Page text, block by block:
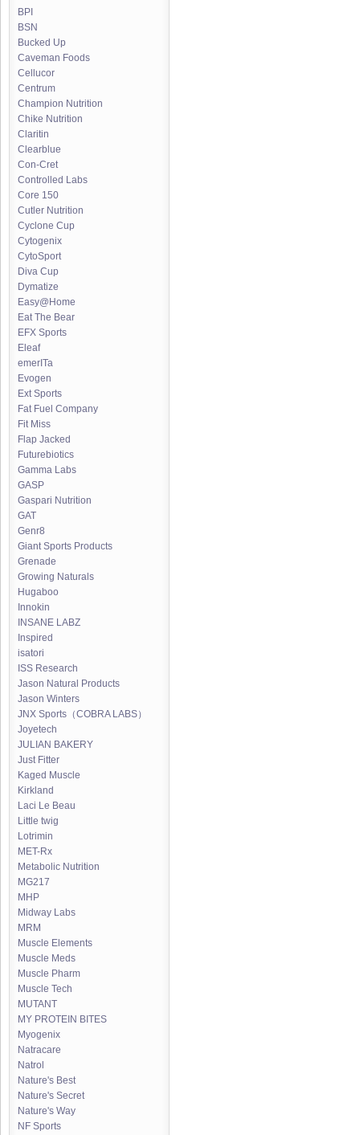
BPI
BSN
Bucked Up
Caveman Foods
Cellucor
Centrum
Champion Nutrition
Chike Nutrition
Claritin
Clearblue
Con-Cret
Controlled Labs
Core 150
Cutler Nutrition
Cyclone Cup
Cytogenix
CytoSport
Diva Cup
Dymatize
Easy@Home
Eat The Bear
EFX Sports
Eleaf
emerITa
Evogen
Ext Sports
Fat Fuel Company
Fit Miss
Flap Jacked
Futurebiotics
Gamma Labs
GASP
Gaspari Nutrition
GAT
Genr8
Giant Sports Products
Grenade
Growing Naturals
Hugaboo
Innokin
INSANE LABZ
Inspired
isatori
ISS Research
Jason Natural Products
Jason Winters
JNX Sports（COBRA LABS）
Joyetech
JULIAN BAKERY
Just Fitter
Kaged Muscle
Kirkland
Laci Le Beau
Little twig
Lotrimin
MET-Rx
Metabolic Nutrition
MG217
MHP
Midway Labs
MRM
Muscle Elements
Muscle Meds
Muscle Pharm
Muscle Tech
MUTANT
MY PROTEIN BITES
Myogenix
Natracare
Natrol
Nature's Best
Nature's Secret
Nature's Way
NF Sports